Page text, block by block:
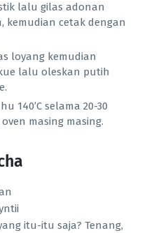
lalu gilas adonan
kemudian cetak dengan
loyang kemudian
lalu oleskan putih
140’C selama 20-30
masing masing.
itu-itu saja? Tenang,